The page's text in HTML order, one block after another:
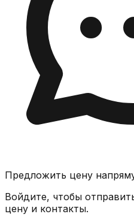
Предложить цену
Войдите, чтобы
цену и контакты.